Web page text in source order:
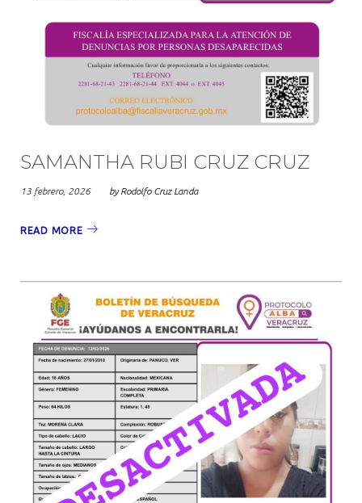
SAMANTHA RUBI CRUZ CRUZ
13 febrero, 2026 byRodolfo Cruz Landa
READ MORE